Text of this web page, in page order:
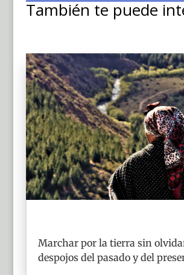
También te puede
Marchar por la tierra sin
despojos del pasado y del